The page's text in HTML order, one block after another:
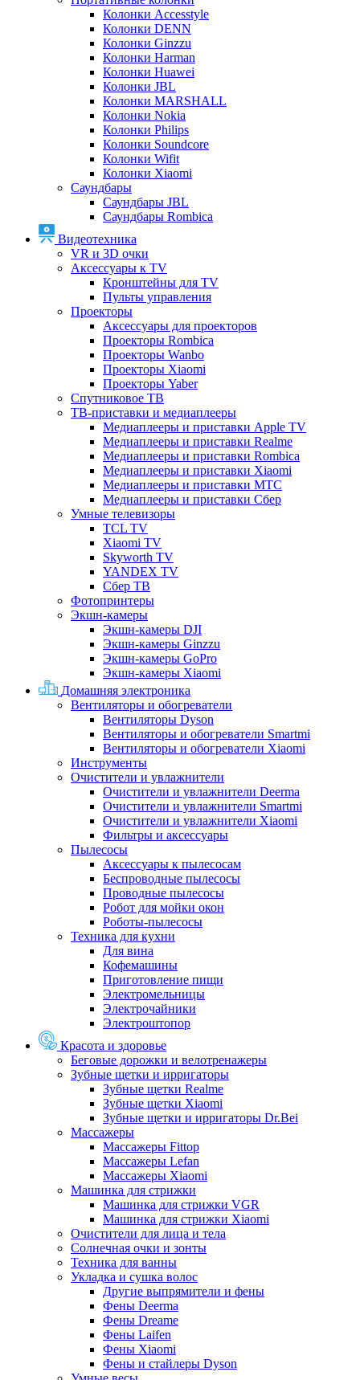
Колонки Accesstyle
Колонки DENN
Колонки Ginzzu
Колонки Harman
Колонки Huawei
Колонки JBL
Колонки MARSHALL
Колонки Nokia
Колонки Philips
Колонки Soundcore
Колонки Wifit
Колонки Xiaomi
Саундбары
Саундбары JBL
Саундбары Rombica
Видеотехника
VR и 3D очки
Аксессуары к TV
Кронштейны для TV
Пульты управления
Проекторы
Аксессуары для проекторов
Проекторы Rombica
Проекторы Wanbo
Проекторы Xiaomi
Проекторы Yaber
Спутниковое ТВ
ТВ-приставки и медиаплееры
Медиаплееры и приставки Apple TV
Медиаплееры и приставки Realme
Медиаплееры и приставки Rombica
Медиаплееры и приставки Xiaomi
Медиаплееры и приставки МТС
Медиаплееры и приставки Сбер
Умные телевизоры
TCL TV
Xiaomi TV
Skyworth TV
YANDEX TV
Сбер ТВ
Фотопринтеры
Экшн-камеры
Экшн-камеры DJI
Экшн-камеры Ginzzu
Экшн-камеры GoPro
Экшн-камеры Xiaomi
Домашняя электроника
Вентиляторы и обогреватели
Вентиляторы Dyson
Вентиляторы и обогреватели Smartmi
Вентиляторы и обогреватели Xiaomi
Инструменты
Очистители и увлажнители
Очистители и увлажнители Deerma
Очистители и увлажнители Smartmi
Очистители и увлажнители Xiaomi
Фильтры и аксессуары
Пылесосы
Аксессуары к пылесосам
Беспроводные пылесосы
Проводные пылесосы
Робот для мойки окон
Роботы-пылесосы
Техника для кухни
Для вина
Кофемашины
Приготовление пищи
Электромельницы
Электрочайники
Электроштопор
Красота и здоровье
Беговые дорожки и велотренажеры
Зубные щетки и ирригаторы
Зубные щетки Realme
Зубные щетки Xiaomi
Зубные щетки и ирригаторы Dr.Bei
Массажеры
Массажеры Fittop
Массажеры Lefan
Массажеры Xiaomi
Машинка для стрижки
Машинка для стрижки VGR
Машинка для стрижки Xiaomi
Очистители для лица и тела
Солнечная очки и зонты
Техника для ванны
Укладка и сушка волос
Другие выпрямители и фены
Фены Deerma
Фены Dreame
Фены Laifen
Фены Xiaomi
Фены и стайлеры Dyson